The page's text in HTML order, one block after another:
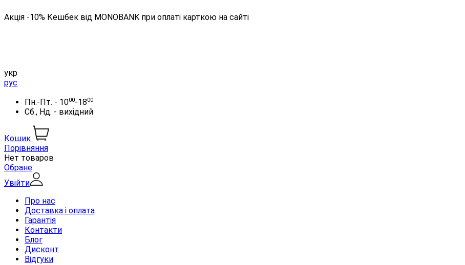
Акція -10% Кешбек від MONOBANK при оплаті карткою на сайті
укр
рус
Пн.-Пт. - 1000-1800
Сб., Нд. - вихідний
Кошик
Порівняння
Нет товаров
Обране
Увійти
Про нас
Доставка і оплата
Гарантія
Контакти
Блог
Дисконт
Відгуки